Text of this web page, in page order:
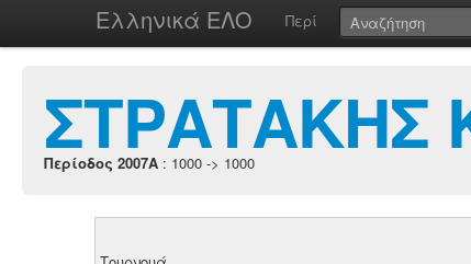
Ελληνικά ΕΛΟ Περί
ΣΤΡΑΤΑΚΗΣ
Περίοδος 2007A : 1000 -> 1000